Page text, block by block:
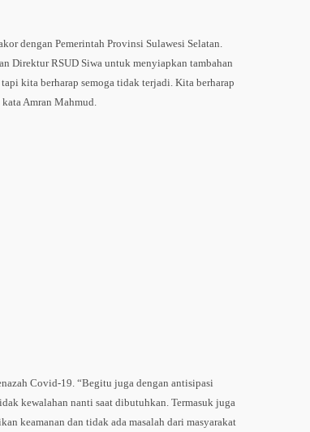
dengan Pemerintah Provinsi Sulawesi Selatan.
Direktur RSUD Siwa untuk menyiapkan tambahan
kita berharap semoga tidak terjadi. Kita berharap
Amran Mahmud.
Covid-19. “Begitu juga dengan antisipasi
kewalahan nanti saat dibutuhkan. Termasuk juga
keamanan dan tidak ada masalah dari masyarakat